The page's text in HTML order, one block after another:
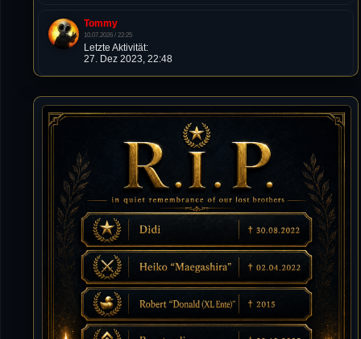
Tommy
10.07.2026 / 22:25
Letzte Aktivität:
27. Dez 2023, 22:48
DieWildeHilde
10.07.2026 / 12:48
Happy Birthday Chickpea
DieWildeHilde
10.07.2026 / 10:08
Hallo meine Lieben!
Isimiyaki
10.07.2026 / 00:34
Alles gute chickpea
Mojochilla
02.07.2026 / 15:53
Was geht aaaaaaaaaaaab